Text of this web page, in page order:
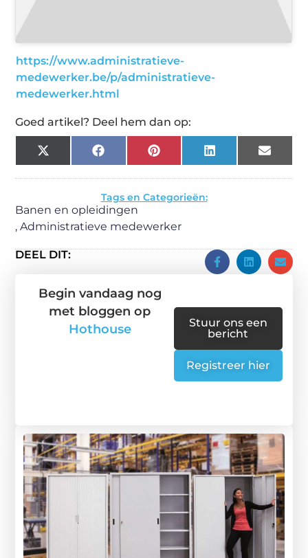
https://www.administratieve-
medewerker.be/p/administratieve-
medewerker.html
Goed artikel? Deel hem dan op:
X
(Twitter)
FacebookPinterestLinkedIn Email
Tags en Categorieën:
Banen en opleidingen
,Administratieve medewerker
DEEL DIT:
Begin vandaag nog
met bloggen op
Hothouse
Stuur ons een
bericht
Registreer hier